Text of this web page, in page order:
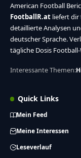
American Football
FootballR.at liefert dir
detaillierte Analysen
deutscher Sprache.
tägliche Dosis
Interessante Themen:
Quick Links
Mein Feed
Meine Interessen
Leseverlauf